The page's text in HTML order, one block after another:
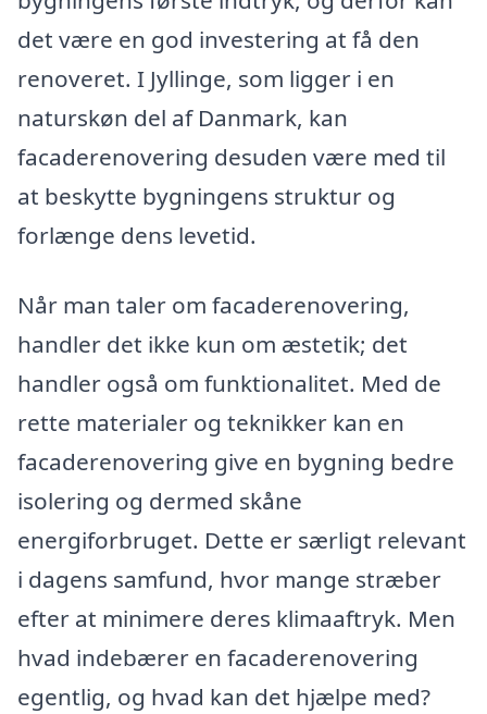
det være en god investering at få den
renoveret. I Jyllinge, som ligger i en
naturskøn del af Danmark, kan
facaderenovering desuden være med til
at beskytte bygningens struktur og
forlænge dens levetid.
Når man taler om facaderenovering,
handler det ikke kun om æstetik; det
handler også om funktionalitet. Med de
rette materialer og teknikker kan en
facaderenovering give en bygning bedre
isolering og dermed skåne
energiforbruget. Dette er særligt relevant
i dagens samfund, hvor mange stræber
efter at minimere deres klimaaftryk. Men
hvad indebærer en facaderenovering
egentlig, og hvad kan det hjælpe med?